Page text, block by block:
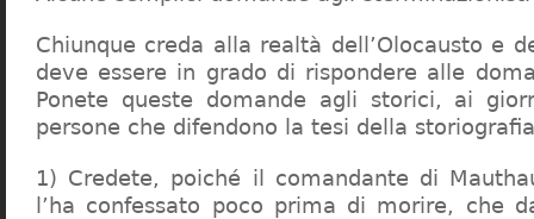
Chiunque creda alla realtà dell’Olocausto e
deve essere in grado di rispondere alle
Ponete queste domande agli storici, ai
persone che difendono la tesi della
1) Credete, poiché il comandante di
l’ha confessato poco prima di morire, che